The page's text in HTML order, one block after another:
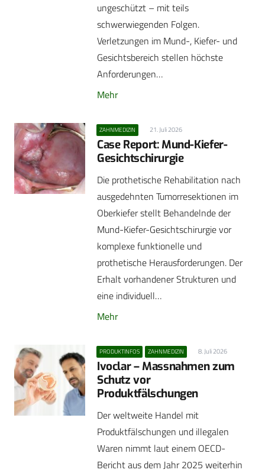
ungeschützt – mit teils
schwerwiegenden Folgen.
Verletzungen im Mund-, Kiefer- und
Gesichtsbereich stellen höchste
Anforderungen…
Mehr
ZAHNMEDIZIN 21. Juli 2026
Case Report: Mund-Kiefer-
Gesichtschirurgie
Die prothetische Rehabilitation nach
ausgedehnten Tumorresektionen im
Oberkiefer stellt Behandelnde der
Mund-Kiefer-Gesichtschirurgie vor
komplexe funktionelle und
prothetische Herausforderungen. Der
Erhalt vorhandener Strukturen und
eine individuell…
Mehr
PRODUKTINFOS ZAHNMEDIZIN 8. Juli 2026
Ivoclar – Massnahmen zum
Schutz vor
Produktfälschungen
Der weltweite Handel mit
Produktfälschungen und illegalen
Waren nimmt laut einem OECD-
Bericht aus dem Jahr 2025 weiterhin